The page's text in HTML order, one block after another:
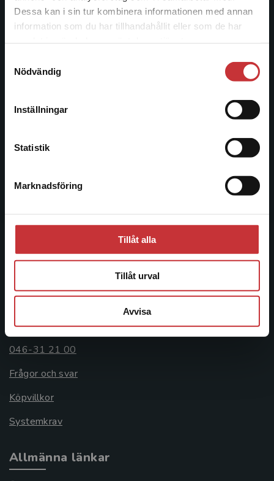
Dessa kan i sin tur kombinera informationen med annan
information som du har tillhandahållit eller som de har
Nödvändig
Inställningar
Statistik
Marknadsföring
Tillåt alla
Tillåt urval
Avvisa
Det verkar som att du besöker
studentlitteratur.se via en enhet utanför Sverige.
Vi erbjuder inte leveranser utanför Sverige. För
att kunna slutföra ett köp måste
Studentlitteratur grundades 1963 och är idag Sveriges
ledande utbildningsförlag. Med läromedel, kurslitteratur,
längs hela kunskapsresan.
Kontakta oss
046-31 20 00
Box 141
Åkergränden 1
226 60 Lund
Kundservice
Kontakta kundservice
046-31 21 00
Frågor och svar
Köpvillkor
Systemkrav
Allmänna länkar